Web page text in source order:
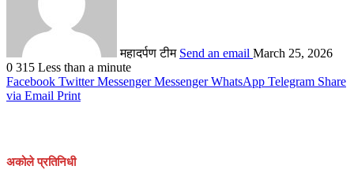
महादर्पण टीम Send an email March 25, 2026
0 315 Less than a minute
Facebook Twitter Messenger Messenger WhatsApp Telegram Share
via Email Print
अकोले प्रतिनिधी